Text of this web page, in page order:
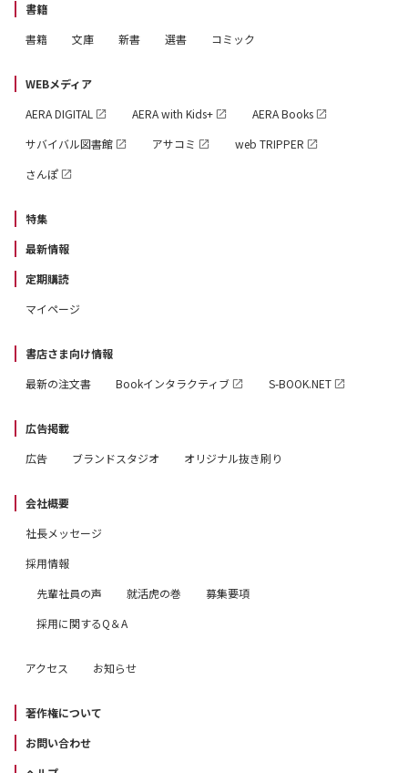
書籍
書籍
文庫 新書 選書 コミック
WEBメディア
AERA DIGITAL
AERA with Kids+
AERA Books
サバイバル図書館
アサコミ
web TRIPPER
さんぽ
特集
最新情報
定期購読
マイページ
書店さま向け情報
最新の注文書
Bookインタラクティブ S-BOOK.NET
広告掲載
広告
ブランドスタジオ オリジナル抜き刷り
会社概要
社長メッセージ
採用情報
先輩社員の声
就活虎の巻
募集要項
採用に関するQ＆A
アクセス お知らせ
著作権について
お問い合わせ